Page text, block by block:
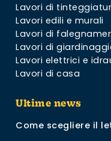
Lavori di
Lavori edili e murali
Lavori di
Lavori di
Lavori elettrici e
Lavori di casa
Ultime news
Come scegliere il